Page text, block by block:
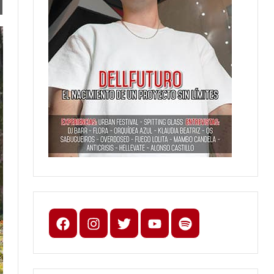
FacebookInstagram
X youtubespotify